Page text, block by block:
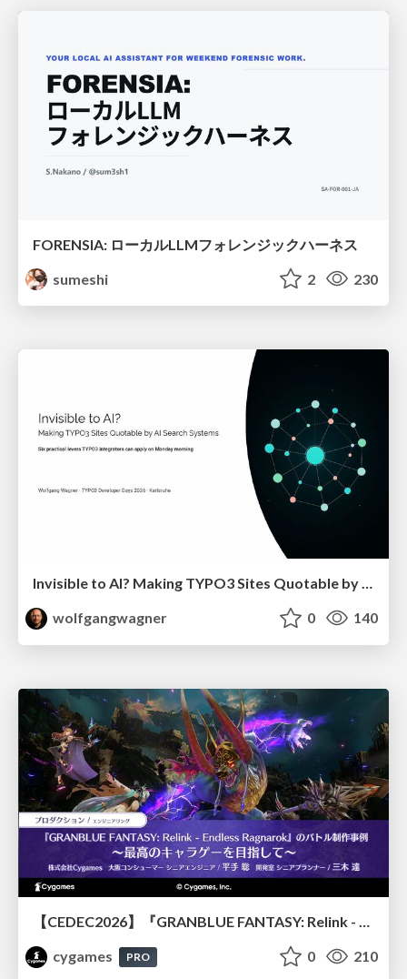
FORENSIA: ローカルLLMフォレンジックハーネス
sumeshi
2 230
Invisible to AI? Making TYPO3 Sites Quotable by AI Search Systems
wolfgangwagner
0 140
【CEDEC2026】『GRANBLUE FANTASY: Relink - Endless Ragnarok』のバトル制作事例 ～最高のキャラゲーを目指して～
cygames
PRO 0 210